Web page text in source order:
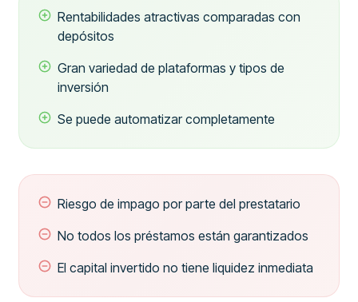
Rentabilidades atractivas comparadas con
depósitos
Gran variedad de plataformas y tipos de
inversión
Se puede automatizar completamente
Riesgo de impago por parte del prestatario
No todos los préstamos están garantizados
El capital invertido no tiene liquidez inmediata